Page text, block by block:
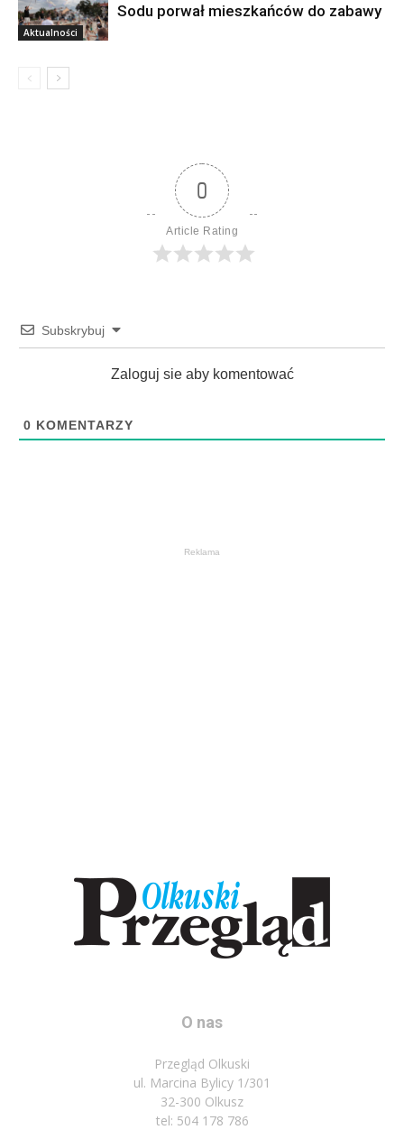
Aktualności
Sodu porwał mieszkańców do zabawy
0
Article Rating
Subskrybuj
Zaloguj sie aby komentować
0 KOMENTARZY
Reklama
O nas
Przegląd Olkuski
ul. Marcina Bylicy 1/301
32-300 Olkusz
tel: 504 178 786